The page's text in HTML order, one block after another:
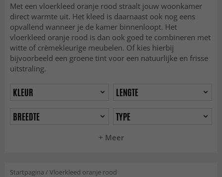
Met een vloerkleed oranje rood straalt jouw woonkamer
direct warmte uit. Het kleed is daarnaast ook nog eens
opvallend wanneer je de kamer binnenloopt. Het
vloerkleed oranje rood is dan ook goed te combineren met
witte of crèmekleurige meubelen. Of kies hierbij
bijvoorbeeld een groene tint voor een natuurlijke en frisse
uitstraling.
+ Meer
KLEUR
LENGTE
BREEDTE
TYPE
Startpagina /Vloerkleed oranje rood